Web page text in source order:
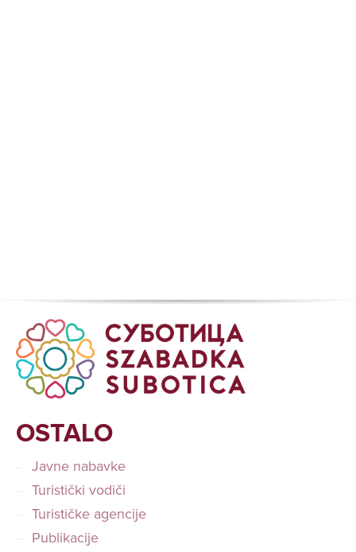
OSTALO
Javne nabavke
Turistički vodiči
Turističke agencije
Publikacije